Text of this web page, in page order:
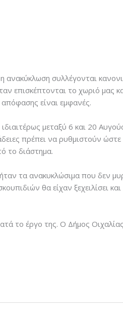
ανακύκλωση συλλέγονται
το χωριό μας
είναι εμφανές.
μεταξύ 6 και 20
πρέπει να ρυθμιστούν
το διάστημα.
τα ανακυκλώσιμα που δεν
θα είχαν ξεχειλίσει
το έργο της. Ο Δήμος